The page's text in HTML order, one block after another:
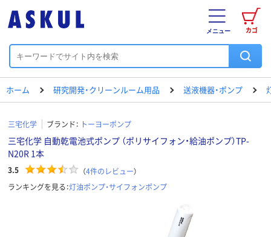
カゴ
メニュー
ホーム 研究開発・クリーンルーム用品 送液機器・ポンプ
三宅化学 ブランド： トーヨーポンプ
三宅化学 自動乾電池式ポンプ （ポリサイフォン・給油ポンプ）TP-
N20R 1本
3.5 （4件のレビュー）
ランキングを見る：灯油ポンプ・サイフォンポンプ